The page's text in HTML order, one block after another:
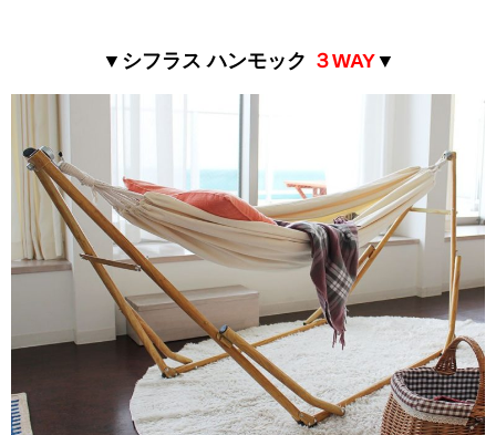
▼シフラス ハンモック ３WAY▼